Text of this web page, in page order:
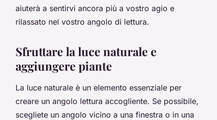
aiuterà a sentirvi ancora più a vostro agio e
rilassato nel vostro angolo di lettura.
Sfruttare la luce naturale e
aggiungere piante
La luce naturale è un elemento essenziale per
creare un angolo lettura accogliente. Se possibile,
scegliete un angolo vicino a una finestra o in una